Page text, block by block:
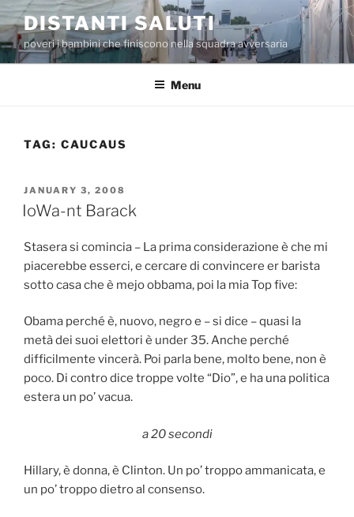
Skip
to
content
DISTANTI SALUTI
poveri i bambini che finiscono nella squadra avversaria
Menu
TAG: CAUCAUS
POSTED
ON
JANUARY 3, 2008
IoWa-nt Barack
Stasera si comincia – La prima considerazione è che mi
piacerebbe esserci, e cercare di convincere er barista
sotto casa che è mejo obbama, poi la mia Top five:
Obama perché è, nuovo, negro e – si dice – quasi la
metà dei suoi elettori è under 35. Anche perché
difficilmente vincerà. Poi parla bene, molto bene, non è
poco. Di contro dice troppe volte “Dio”, e ha una politica
estera un po’ vacua.
a 20 secondi
Hillary, è donna, è Clinton. Un po’ troppo ammanicata, e
un po’ troppo dietro al consenso.